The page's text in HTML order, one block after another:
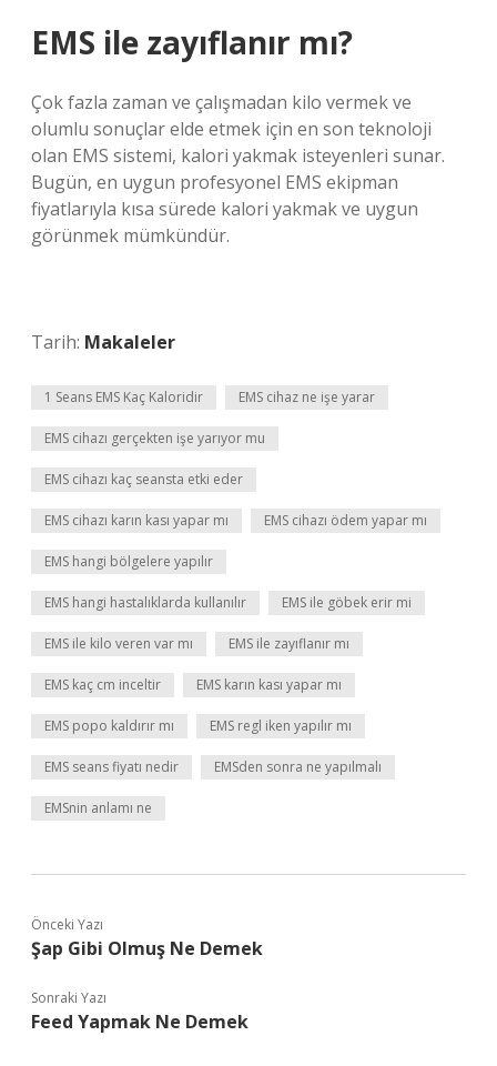
EMS ile zayıflanır mı?
Çok fazla zaman ve çalışmadan kilo vermek ve
olumlu sonuçlar elde etmek için en son teknoloji
olan EMS sistemi, kalori yakmak isteyenleri sunar.
Bugün, en uygun profesyonel EMS ekipman
fiyatlarıyla kısa sürede kalori yakmak ve uygun
görünmek mümkündür.
Tarih: Makaleler
1 Seans EMS Kaç Kaloridir EMS cihaz ne işe yarar
EMS cihazı gerçekten işe yarıyor mu
EMS cihazı kaç seansta etki eder
EMS cihazı karın kası yapar mı EMS cihazı ödem yapar mı
EMS hangi bölgelere yapılır
EMS hangi hastalıklarda kullanılır EMS ile göbek erir mi
EMS ile kilo veren var mı EMS ile zayıflanır mı
EMS kaç cm inceltir EMS karın kası yapar mı
EMS popo kaldırır mı EMS regl iken yapılır mı
EMS seans fiyatı nedir EMSden sonra ne yapılmalı
EMSnin anlamı ne
Önceki Yazı
Şap Gibi Olmuş Ne Demek
Sonraki Yazı
Feed Yapmak Ne Demek